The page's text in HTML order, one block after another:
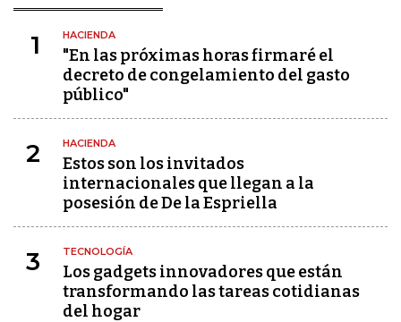
1 HACIENDA
"En las próximas horas firmaré el
decreto de congelamiento del gasto
público"
2 HACIENDA
Estos son los invitados
internacionales que llegan a la
posesión de De la Espriella
3 TECNOLOGÍA
Los gadgets innovadores que están
transformando las tareas cotidianas
del hogar